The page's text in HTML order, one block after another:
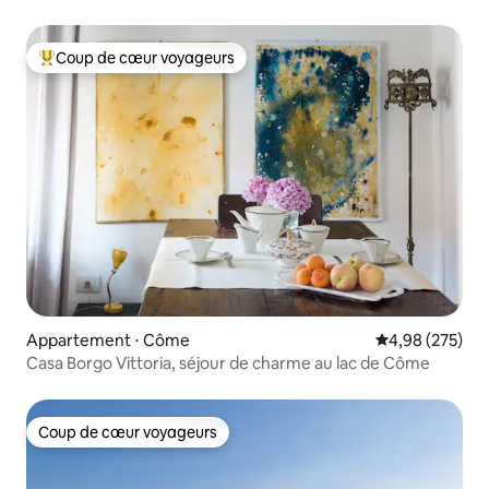
Coups de cœur voyageurs les plus appréciés
Coup de cœur voyageurs
Appartement ⋅ Côme Évaluation
4,98 (275)
Casa Borgo Vittoria, séjour de charme au lac de Côme
Coup de cœur voyageurs
Coup de cœur voyageurs